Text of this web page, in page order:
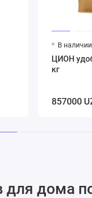
В наличии
ЦИОН
кг
857000
для дома